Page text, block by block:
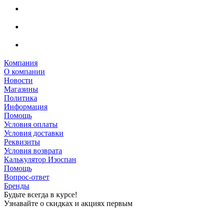
Компания
О компании
Новости
Магазины
Политика
Информация
Помощь
Условия оплаты
Условия доставки
Реквизиты
Условия возврата
Калькулятор Изоспан
Помощь
Вопрос-ответ
Бренды
Будьте всегда в курсе!
Узнавайте о скидках и акциях первым